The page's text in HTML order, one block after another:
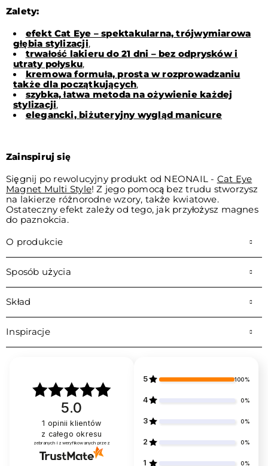
Zalety:
efekt Cat Eye – spektakularna, trójwymiarowa
głębia stylizacji,
trwałość lakieru do 21 dni – bez odprysków i
utraty połysku,
kremowa formuła, prosta w rozprowadzaniu
także dla początkujących,
szybka, łatwa metoda na ożywienie każdej
stylizacji,
elegancki, biżuteryjny wygląd manicure
Zainspiruj się
Sięgnij po rewolucyjny produkt od NEONAIL - Cat Eye
Magnet Multi Style! Z jego pomocą bez trudu stworzysz
na lakierze różnorodne wzory, także kwiatowe.
Ostateczny efekt zależy od tego, jak przyłożysz magnes
do paznokcia.
O produkcie
Sposób użycia
Skład
Inspiracje
5.0
1 opinii klientów
z całego okresu
zebranych i zweryfikowanych przez
5 100%
4 0%
3 0%
2 0%
1 0%